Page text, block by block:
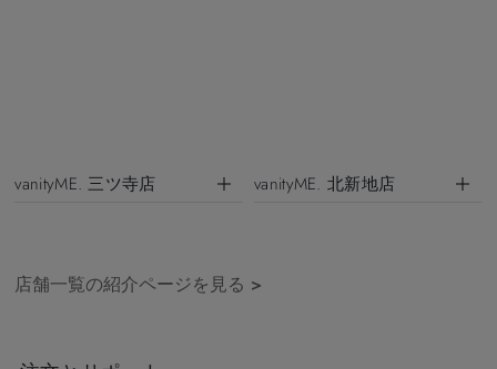
vanityME. 三ツ寺店 vanityME. 北新地店
店舗一覧の紹介ページを見る >